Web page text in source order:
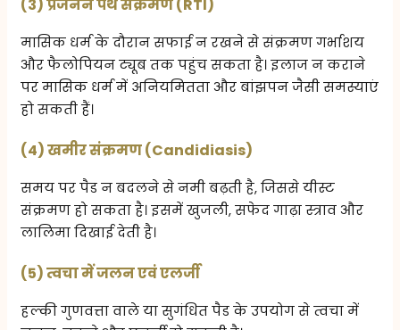
(3) प्रजनन पथ संक्रमण (RTI)
मासिक धर्म के दौरान सफाई न रखने से संक्रमण गर्भाशय
और फैलोपियन ट्यूब तक पहुंच सकता है। इलाज न कराने
पर मासिक धर्म में अनियमितता और बांझपन जैसी समस्याएं
हो सकती हैं।
(4) खमीर संक्रमण (Candidiasis)
समय पर पैड न बदलने से नमी बढ़ती है, जिससे यीस्ट
संक्रमण हो सकता है। इसमें खुजली, सफेद गाढ़ा स्त्राव और
लालिमा दिखाई देती है।
(5) त्वचा में जलन एवं एलर्जी
हल्की गुणवत्ता वाले या सुगंधित पैड के उपयोग से त्वचा में